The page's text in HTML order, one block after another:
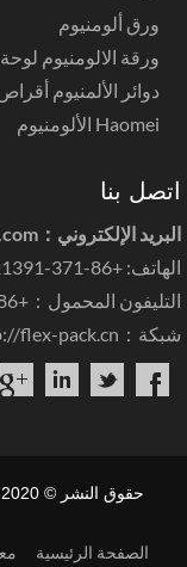
ورق ألومنيوم
ورقة الالومنيوم لوحة
دوائر الألمنيوم أقراص
Haomei الألومنيوم
بنا
الإلكتروني：
+86-371-65621391
المحمول：+86-181-37889531
：
flex-pack.cn/
حقوق النشر © 2020 | رقائق الألومنيوم Haomei. كل الحقوق محفوظة.|
الصفحة الرئيسية